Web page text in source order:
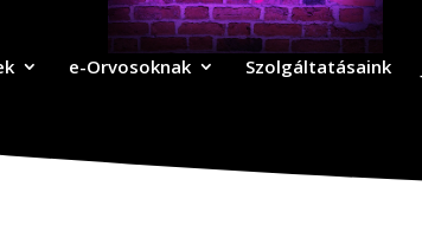
e-Orvosoknak Szolgáltatásaink